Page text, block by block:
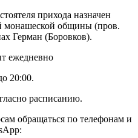
прихода назначен
монашеской общины (пров.
Герман (Боровков).
ежедневно
20:00.
расписанию.
обращаться по телефонам и